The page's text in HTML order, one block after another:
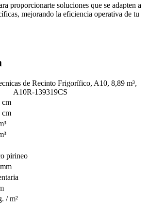
proporcionarte soluciones que se adapten a
mejorando la eficiencia operativa de tu
de Recinto Frigorífico, A10, 8,89 m³,
A10R-139319CS
cm
cm
pirineo
/ m²